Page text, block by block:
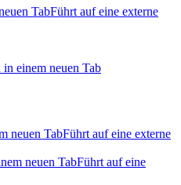
TabFührt auf eine externe
einem neuen Tab
neuen TabFührt auf eine externe
neuen TabFührt auf eine